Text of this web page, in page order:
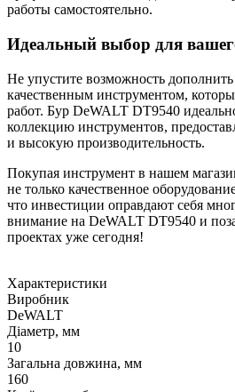
работы самостоятельно.
Идеальный выбор для
Не упустите возможность дополнить
качественным инструментом,
работ. Бур DeWALT DT9540
коллекцию инструментов,
и высокую производительность.
Покупая инструмент в нашем
не только качественное
что инвестиции оправдают себя
внимание на DeWALT DT9540 и
проектах уже сегодня!
Характеристики
Виробник
DeWALT
Діаметр, мм
10
Загальна довжина, мм
160